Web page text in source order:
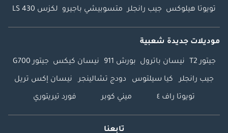
تويوتا هيلوكس جيب رانجلر متسوبيشي باجيرو لكزس LS 430
موديلات جديدة شعبية
جيتور T2 نيسان باترول بورش 911 نيسان كيكس جيتور G700
جيب رانجلر كيا سيلتوس دودج تشالينجر نيسان إكس تريل
تويوتا راف ٤ ميني كوبر فورد تيريتوري
تابعنا